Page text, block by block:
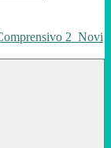
2 Novi